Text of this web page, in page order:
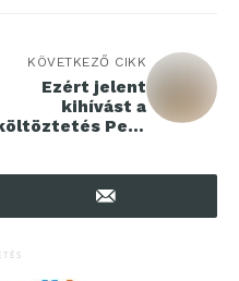
KÖVETKEZŐ CIKK
Ezért jelent
kihívást a
Pest